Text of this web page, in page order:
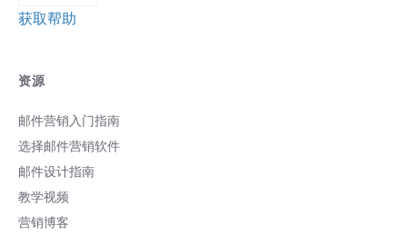
获取帮助
资源
邮件营销入门指南
选择邮件营销软件
邮件设计指南
教学视频
营销博客